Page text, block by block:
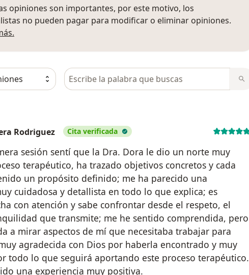
opiniones son importantes, por este motivo, los
no pueden pagar para modificar o eliminar opiniones.
Busca en opiniones
Rodriguez Cita verificada
sesión sentí que la Dra. Dora le dio un norte muy
terapéutico, ha trazado objetivos concretos y cada
un propósito definido; me ha parecido una
cuidadosa y detallista en todo lo que explica; es
con atención y sabe confrontar desde el respeto, el
que transmite; me he sentido comprendida, pero
a mirar aspectos de mí que necesitaba trabajar para
agradecida con Dios por haberla encontrado y muy
todo lo que seguirá aportando este proceso terapéutico.
una experiencia muy positiva.